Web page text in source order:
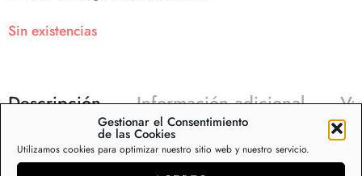
Gestionar el Consentimiento
de las Cookies
Utilizamos cookies para optimizar nuestro sitio web y nuestro servicio.
Sin existencias
Descripción Información adicional
Felpudos de goma pinchos